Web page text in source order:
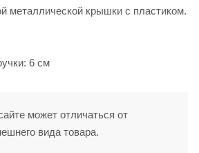
металлической крышки с пластиком.
6 см
может отличаться от
вида товара.